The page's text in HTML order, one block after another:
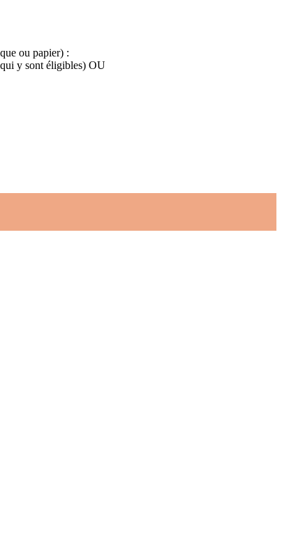
ou papier) :
y sont éligibles) OU